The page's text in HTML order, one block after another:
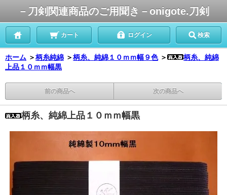
－刀剣関連商品のご用聞き－onigote.刀剣
カート ログイン 検索
ホーム ＞柄糸純綿 ＞柄糸、純綿１０ｍｍ幅９色 ＞
柄糸、純綿
上品１０ｍｍ幅黒
前の商品へ 次の商品へ
柄糸、純綿上品１０ｍｍ幅黒